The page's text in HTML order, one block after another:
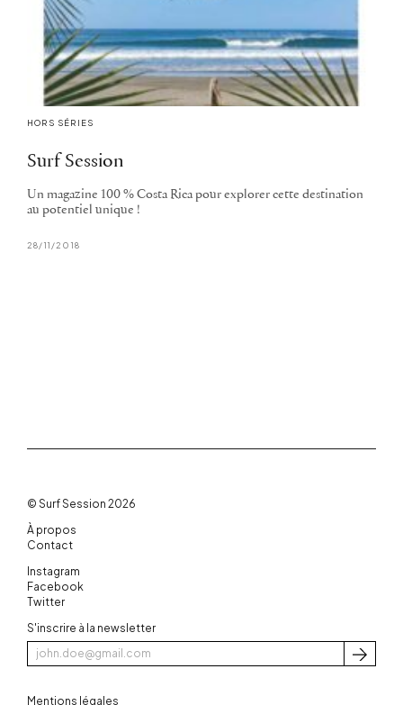
HORS SÉRIES
Surf Session
Un magazine 100 % Costa Rica pour explorer cette destination
au potentiel unique !
28/11/2018
© Surf Session 2026
À propos
Contact
Instagram
Facebook
Twitter
S'inscrire à la newsletter
Mentions légales